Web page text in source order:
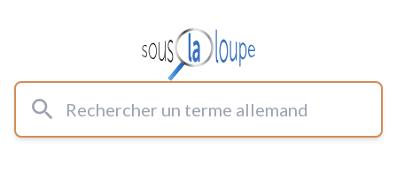
Rechercher un terme allemand